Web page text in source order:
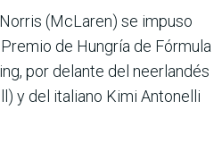
(McLa­ren) se impuso
de Hungría de Fórmula
por delante del neer­landés
y del italiano Kimi Antone­lli